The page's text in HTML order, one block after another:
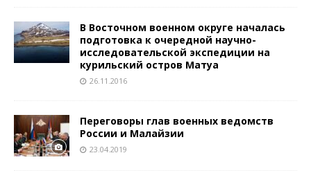
В Восточном военном округе началась
подготовка к очередной научно-
исследовательской экспедиции на
курильский остров Матуа
26.11.2016
Переговоры глав военных ведомств
России и Малайзии
23.04.2019